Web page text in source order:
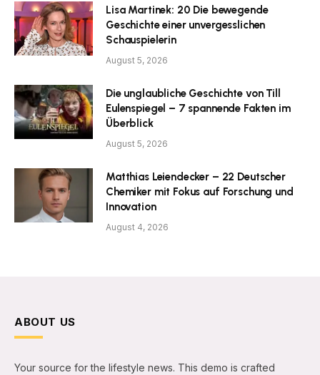
Lisa Martinek: 20 Die bewegende
Geschichte einer unvergesslichen
Schauspielerin
August 5, 2026
Die unglaubliche Geschichte von Till
Eulenspiegel – 7 spannende Fakten im
Überblick
August 5, 2026
Matthias Leiendecker – 22 Deutscher
Chemiker mit Fokus auf Forschung und
Innovation
August 4, 2026
ABOUT US
Your source for the lifestyle news. This demo is crafted